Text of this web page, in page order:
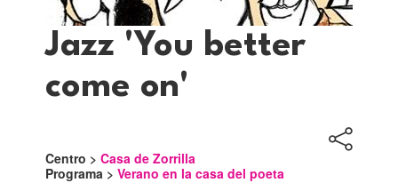
Jazz 'You better
come on'
Centro >Casa de Zorrilla
Programa >Verano en la casa del poeta